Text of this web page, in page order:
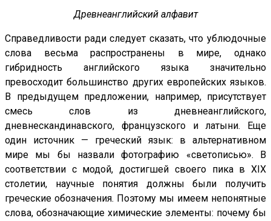
Древнеанглийский алфавит
Справедливости ради следует сказать, что ублюдочные
слова весьма распространены в мире, однако
гибридность английского языка значительно
превосходит большинство других европейских языков.
В предыдущем предложении, например, присутствует
смесь слов из дневнеанглийского,
дневнескандинавского, французского и латыни. Еще
один источник — греческий язык: в альтернативном
мире мы бы назвали фотографию «светописью». В
соответствии с модой, достигшей своего пика в XIX
столетии, научные понятия должны были получить
греческие обозначения. Поэтому мы имеем непонятные
слова, обозначающие химические элементы: почему бы